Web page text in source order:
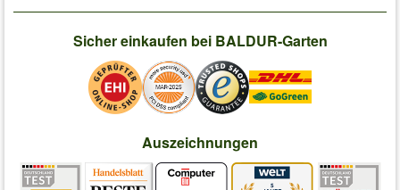
Sicher einkaufen bei BALDUR-Garten
Auszeichnungen